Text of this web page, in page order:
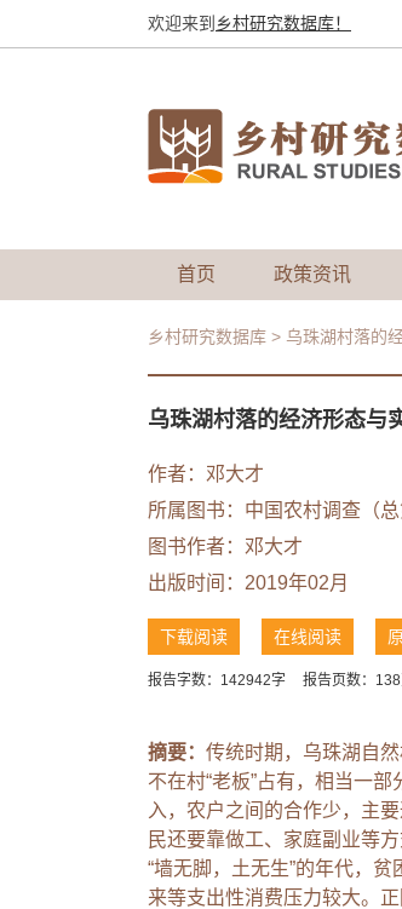
欢迎来到 乡村研究数据库！
首页 政策资讯
乡村研究数据库 > 乌珠湖村落的
乌珠湖村落的经济形态与
作者： 邓大才
所属图书： 中国农村调查（总
图书作者： 邓大才
出版时间：2019年02月
下载阅读 在线阅读
报告字数：142942字 报告页数：
摘要： 传统时期，乌珠湖自
不在村“老板”占有，相当一
入，农户之间的合作少，主
民还要靠做工、家庭副业等
“墙无脚，土无生”的年代，
来等支出性消费压力较大。